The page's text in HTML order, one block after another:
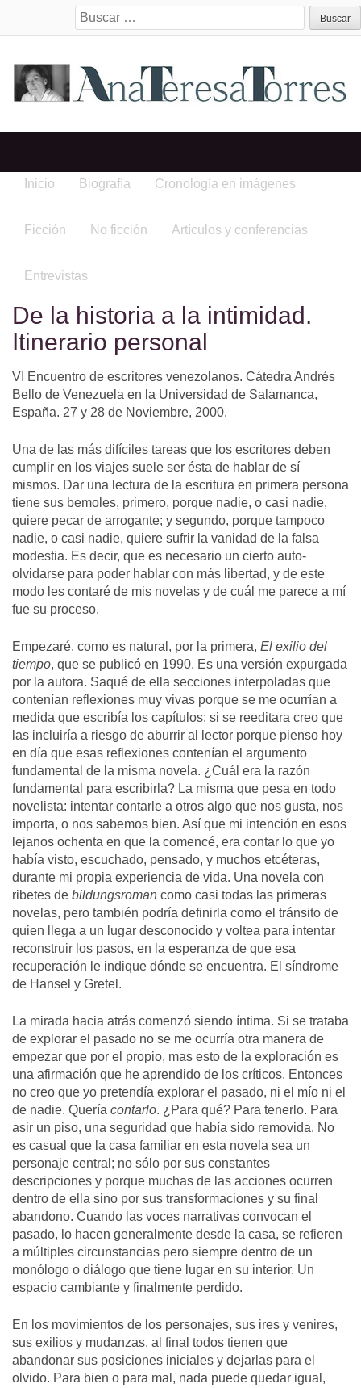
Search
for:
Inicio Biografía Cronología en imágenes
Ficción No ficción Artículos y conferencias
Entrevistas
De la historia a la intimidad.
Itinerario personal
VI Encuentro de escritores venezolanos. Cátedra Andrés
Bello de Venezuela en la Universidad de Salamanca,
España. 27 y 28 de Noviembre, 2000.
Una de las más difíciles tareas que los escritores deben
cumplir en los viajes suele ser ésta de hablar de sí
mismos. Dar una lectura de la escritura en primera persona
tiene sus bemoles, primero, porque nadie, o casi nadie,
quiere pecar de arrogante; y segundo, porque tampoco
nadie, o casi nadie, quiere sufrir la vanidad de la falsa
modestia. Es decir, que es necesario un cierto auto-
olvidarse para poder hablar con más libertad, y de este
modo les contaré de mis novelas y de cuál me parece a mí
fue su proceso.
Empezaré, como es natural, por la primera, El exilio del
tiempo, que se publicó en 1990. Es una versión expurgada
por la autora. Saqué de ella secciones interpoladas que
contenían reflexiones muy vivas porque se me ocurrían a
medida que escribía los capítulos; si se reeditara creo que
las incluiría a riesgo de aburrir al lector porque pienso hoy
en día que esas reflexiones contenían el argumento
fundamental de la misma novela. ¿Cuál era la razón
fundamental para escribirla? La misma que pesa en todo
novelista: intentar contarle a otros algo que nos gusta, nos
importa, o nos sabemos bien. Así que mi intención en esos
lejanos ochenta en que la comencé, era contar lo que yo
había visto, escuchado, pensado, y muchos etcéteras,
durante mi propia experiencia de vida. Una novela con
ribetes de bildungsroman como casi todas las primeras
novelas, pero también podría definirla como el tránsito de
quien llega a un lugar desconocido y voltea para intentar
reconstruir los pasos, en la esperanza de que esa
recuperación le indique dónde se encuentra. El síndrome
de Hansel y Gretel.
La mirada hacia atrás comenzó siendo íntima. Si se trataba
de explorar el pasado no se me ocurría otra manera de
empezar que por el propio, mas esto de la exploración es
una afirmación que he aprendido de los críticos. Entonces
no creo que yo pretendía explorar el pasado, ni el mío ni el
de nadie. Quería contarlo. ¿Para qué? Para tenerlo. Para
asir un piso, una seguridad que había sido removida. No
es casual que la casa familiar en esta novela sea un
personaje central; no sólo por sus constantes
descripciones y porque muchas de las acciones ocurren
dentro de ella sino por sus transformaciones y su final
abandono. Cuando las voces narrativas convocan el
pasado, lo hacen generalmente desde la casa, se refieren
a múltiples circunstancias pero siempre dentro de un
monólogo o diálogo que tiene lugar en su interior. Un
espacio cambiante y finalmente perdido.
En los movimientos de los personajes, sus ires y venires,
sus exilios y mudanzas, al final todos tienen que
abandonar sus posiciones iniciales y dejarlas para el
olvido. Para bien o para mal, nada puede quedar igual,